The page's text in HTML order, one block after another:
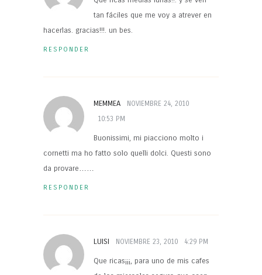
tan fáciles que me voy a atrever en
hacerlas. gracias!!!. un bes.
RESPONDER
MEMMEA
NOVIEMBRE 24, 2010
10:53 PM
Buonissimi, mi piacciono molto i
cornetti ma ho fatto solo quelli dolci. Questi sono
da provare……
RESPONDER
LUISI NOVIEMBRE 23, 2010 4:29 PM
Que ricas¡¡¡, para uno de mis cafes